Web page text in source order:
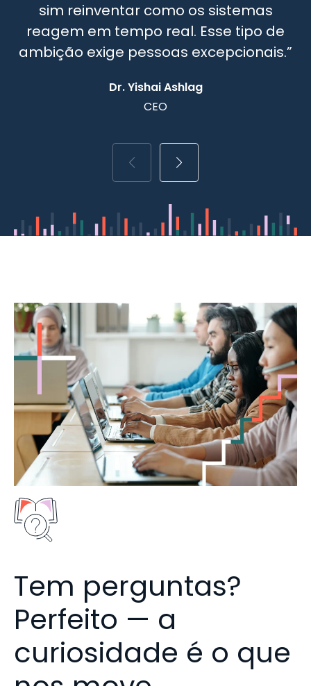
sim reinventar como os sistemas
reagem em tempo real. Esse tipo de
ambição exige pessoas excepcionais.”
Dr. Yishai Ashlag
CEO
Tem perguntas?
Perfeito — a
curiosidade é o que